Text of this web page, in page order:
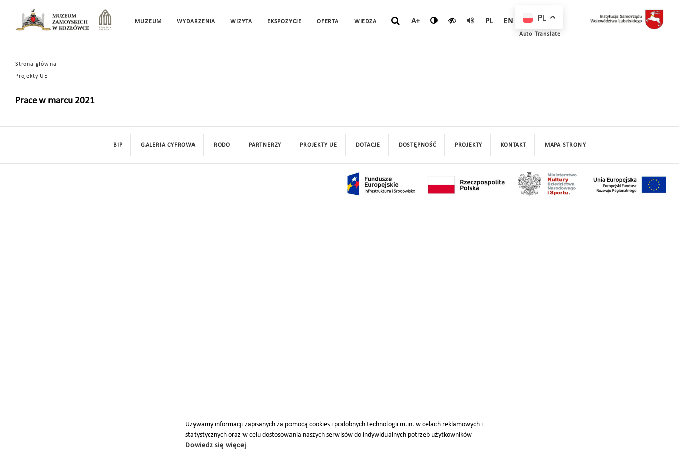
MUZEUM WYDARZENIA WIZYTA EKSPOZYCJE OFERTA WIEDZA A+ PL EN
Strona główna
Projekty UE
Prace w marcu 2021
Używamy informacji zapisanych za pomocą cookies i podobnych technologii m.in. w celach reklamowych i
statystycznych oraz w celu dostosowania naszych serwisów do indywidualnych potrzeb użytkowników
Dowiedz się więcej
BIP GALERIA CYFROWA RODO PARTNERZY PROJEKTY UE DOTACJE DOSTĘPNOŚĆ PROJEKTY KONTAKT MAPA STRONY
PL
Auto Translate